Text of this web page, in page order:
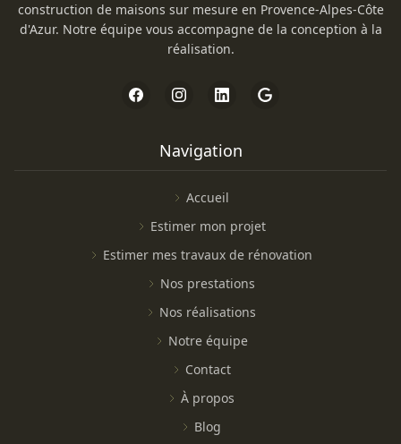
construction de maisons sur mesure en Provence-Alpes-Côte
d'Azur. Notre équipe vous accompagne de la conception à la
réalisation.
Navigation
Accueil
Estimer mon projet
Estimer mes travaux de rénovation
Nos prestations
Nos réalisations
Notre équipe
Contact
À propos
Blog